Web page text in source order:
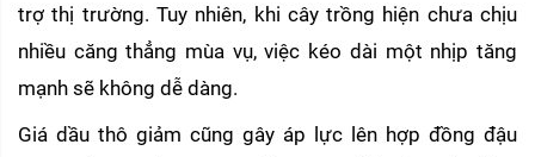
trợ thị trường. Tuy nhiên, khi cây trồng hiện chưa chịu
nhiều căng thẳng mùa vụ, việc kéo dài một nhịp tăng
mạnh sẽ không dễ dàng.
Giá dầu thô giảm cũng gây áp lực lên hợp đồng đậu